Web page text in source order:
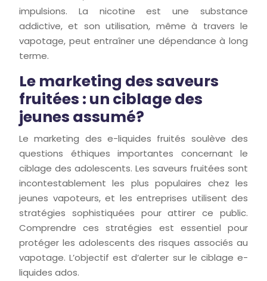
impulsions. La nicotine est une substance
addictive, et son utilisation, même à travers le
vapotage, peut entraîner une dépendance à long
terme.
Le marketing des saveurs
fruitées : un ciblage des
jeunes assumé?
Le marketing des e-liquides fruités soulève des
questions éthiques importantes concernant le
ciblage des adolescents. Les saveurs fruitées sont
incontestablement les plus populaires chez les
jeunes vapoteurs, et les entreprises utilisent des
stratégies sophistiquées pour attirer ce public.
Comprendre ces stratégies est essentiel pour
protéger les adolescents des risques associés au
vapotage. L’objectif est d’alerter sur le ciblage e-
liquides ados.